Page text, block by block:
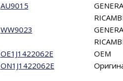
AU9015
WW9023
OE1J1422062E
OEM
ON1J1422062E